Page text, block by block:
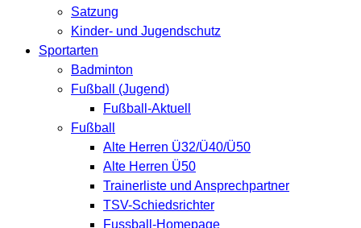
Satzung
Kinder- und Jugendschutz
Sportarten
Badminton
Fußball (Jugend)
Fußball-Aktuell
Fußball
Alte Herren Ü32/Ü40/Ü50
Alte Herren Ü50
Trainerliste und Ansprechpartner
TSV-Schiedsrichter
Fussball-Homepage